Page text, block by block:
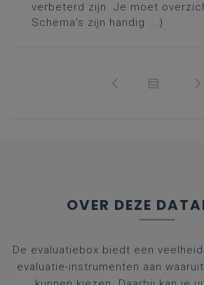
verbeterd zijn. Je moet
Schema's zijn handig ...)
OVER DEZE
De evaluatiebox biedt een
evaluatie-instrumenten aan